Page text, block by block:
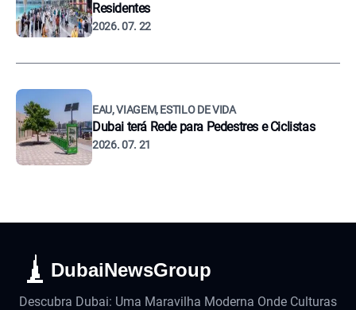
Residentes
2026. 07. 22
EAU, VIAGEM, ESTILO DE VIDA
Dubai terá Rede para Pedestres e Ciclistas
2026. 07. 21
DubaiNewsGroup
Descubra Dubai: Uma Maravilha Moderna Onde Culturas